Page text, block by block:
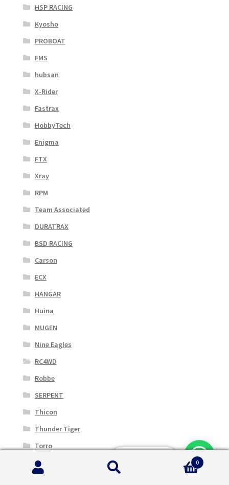
HSP RACING
Kyosho
PROBOAT
FMS
hubsan
X-Rider
Fastrax
HobbyTech
Enigma
FTX
Xray
RPM
Team Associated
DURATRAX
BSD RACING
Carson
ECX
HANGAR
Huina
MUGEN
Nine Eagles
RC4WD
Robbe
SERPENT
Thicon
Thunder Tiger
Torro
Yuki Models
0